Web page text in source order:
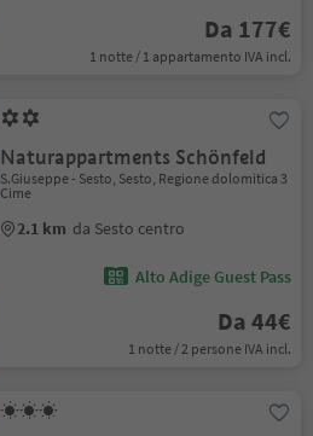
Da 177€
1 notte / 1 appartamento IVA incl.
Naturappartments Schönfeld
S.Giuseppe - Sesto, Sesto, Regione dolomitica 3
Cime
2.1 km da Sesto centro
Alto Adige Guest Pass
Da 44€
1 notte / 2 persone IVA incl.